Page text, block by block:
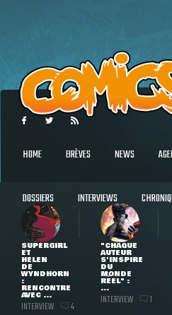
HOME BRÈVES NEWS
DOSSIERS INTERVIEWS
SUPERGIRL
ET
HELEN
DE
WYNDHORN
:
RENCONTRE
AVEC ...
INTERVIEW 4
"CHAQUE
AUTEUR
S'INSPIRE
DU
MONDE
RÉEL" :
...
INTERVIEW 1